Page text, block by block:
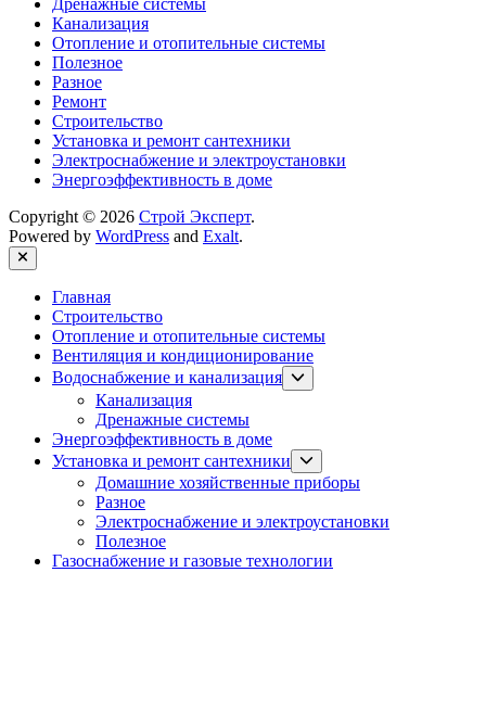
Дренажные системы
Канализация
Отопление и отопительные системы
Полезное
Разное
Ремонт
Строительство
Установка и ремонт сантехники
Электроснабжение и электроустановки
Энергоэффективность в доме
Copyright © 2026 Строй Эксперт.
Powered by WordPress and Exalt.
Close
Главная
Строительство
Отопление и отопительные системы
Вентиляция и кондиционирование
Водоснабжение и канализация
Show
sub
Канализация
Дренажные системы
Энергоэффективность в доме
Установка и ремонт сантехники
sub
menu
Домашние хозяйственные приборы
Разное
Электроснабжение и электроустановки
Полезное
Газоснабжение и газовые технологии